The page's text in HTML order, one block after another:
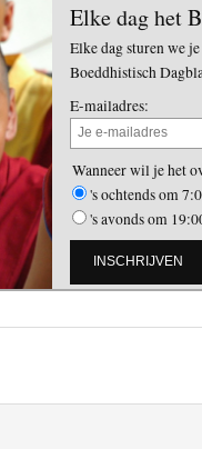
Elke dag het
Elke dag sturen we
Boeddhistisch
E-mailadres:
Wanneer wil je het
's ochtends om
's avonds om